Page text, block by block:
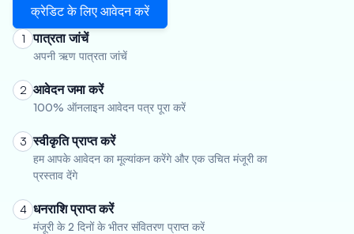
क्रेडिट के लिए आवेदन करें
1 पात्रता जांचें
अपनी ऋण पात्रता जांचें
2 आवेदन जमा करें
100% ऑनलाइन आवेदन पत्र पूरा करें
3 स्वीकृति प्राप्त करें
हम आपके आवेदन का मूल्यांकन करेंगे और एक उचित मंजूरी का
प्रस्ताव देंगे
4 धनराशि प्राप्त करें
मंजूरी के 2 दिनों के भीतर संवितरण प्राप्त करें